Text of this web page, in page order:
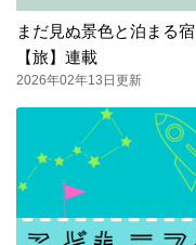
まだ見ぬ景色と泊まる宿
【旅】連載
2026年02年13日更新